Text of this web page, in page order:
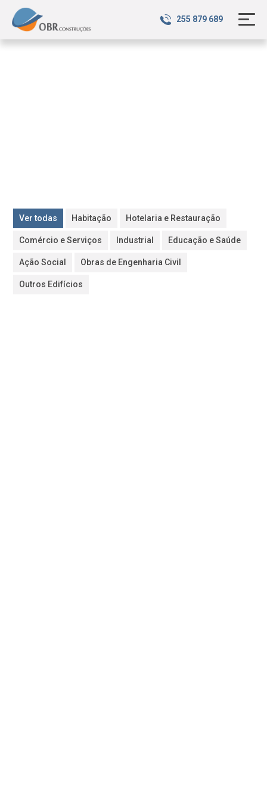
255 879 689
Ver todas Habitação Hotelaria e Restauração
Comércio e Serviços Industrial Educação e Saúde
Ação Social Obras de Engenharia Civil
Outros Edifícios